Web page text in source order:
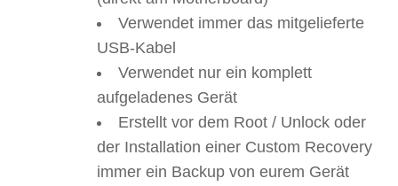
Verwendet immer das mitgelieferte
USB-Kabel
Verwendet nur ein komplett
aufgeladenes Gerät
Erstellt vor dem Root / Unlock oder
der Installation einer Custom Recovery
immer ein Backup von eurem Gerät